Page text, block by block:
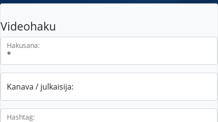
Videohaku
Hakusana:
Kanava / julkaisija:
Hashtag: